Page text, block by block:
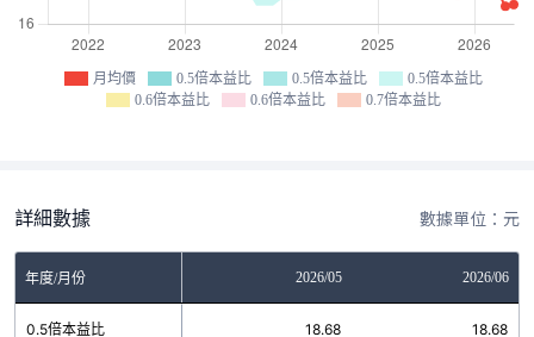
月均價 0.5倍本益比 0.5倍本益比
0.5倍本益比
0.6倍本益比
0.6倍本益比 0.7倍本益比
詳細數據 數據單位：元
年度/月份 2026/05 2026/06
0.5倍本益比 18.68 18.68